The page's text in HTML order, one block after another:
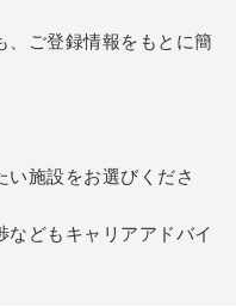
、ご登録情報をもとに簡
い施設をお選びくださ
どもキャリアアドバイ